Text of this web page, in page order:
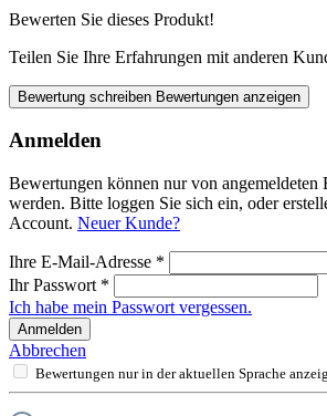
Bewerten Sie dieses Produkt!
Teilen Sie Ihre Erfahrungen mit anderen
Bewertung schreiben Bewertungen anzeigen
Anmelden
Bewertungen können nur von angemeldeten
werden. Bitte loggen Sie sich ein, oder
Account. Neuer Kunde?
Ihre E-Mail-Adresse *
Ihr Passwort *
Ich habe mein Passwort vergessen.
Anmelden
Abbrechen
Bewertungen nur in der aktuellen Sprache